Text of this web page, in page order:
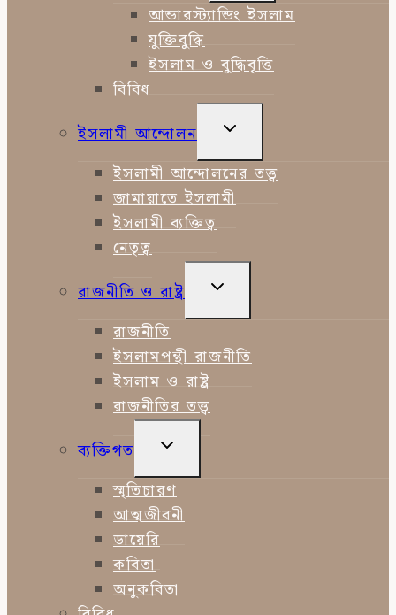
MENU
আন্ডারস্ট্যান্ডিং ইসলাম
যুক্তিবুদ্ধি
ইসলাম ও বুদ্ধিবৃত্তি
বিবিধ
ইসলামী আন্দোলন
TOGGLE
MENU
ইসলামী আন্দোলনের তত্ত্ব
জামায়াতে ইসলামী
ইসলামী ব্যক্তিত্ব
নেতৃত্ব
রাজনীতি ও রাষ্ট্র
TOGGLE
রাজনীতি
ইসলামপন্থী রাজনীতি
ইসলাম ও রাষ্ট্র
রাজনীতির তত্ত্ব
ব্যক্তিগত
TOGGLE
MENU
স্মৃতিচারণ
আত্মজীবনী
ডায়েরি
কবিতা
অনুকবিতা